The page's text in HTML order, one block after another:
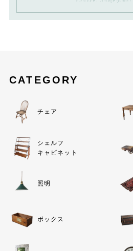
CATEGORY
チェア
シェルフ
キャビネット
照明
ボックス